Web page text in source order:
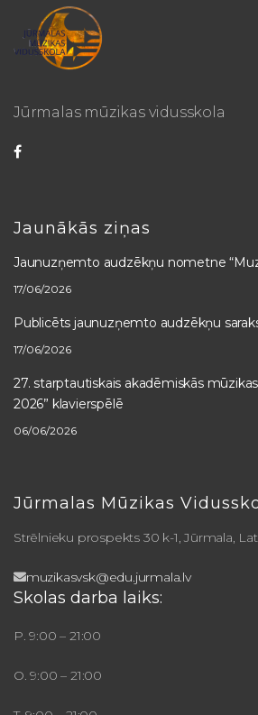
Jūrmalas mūzikas vidusskola
Jaunākās ziņas
Jaunuzņemto audzēkņu nometne
17/06/2026
Publicēts jaunuzņemto audzēkņu
17/06/2026
27. starptautiskais akadēmiskās
2026” klavierspēlē
06/06/2026
Jūrmalas Mūzikas
Strēlnieku prospekts 30 k-1, Jūrmala,
muzikasvsk@edu.jurmala.lv
Skolas darba laiks:
P. 9:00 – 21:00
O. 9:00 – 21:00